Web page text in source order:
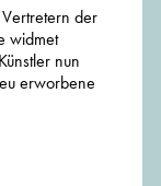
der
widmet
nun
erworbene